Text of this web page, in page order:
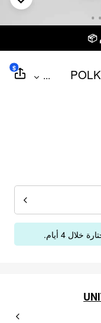
SLEEVE
...
$
4 أيام.